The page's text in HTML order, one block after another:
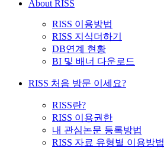
About RISS
RISS 이용방법
RISS 지식더하기
DB연계 현황
BI 및 배너 다운로드
RISS 처음 방문 이세요?
RISS란?
RISS 이용권한
내 관심논문 등록방법
RISS 자료 유형별 이용방법